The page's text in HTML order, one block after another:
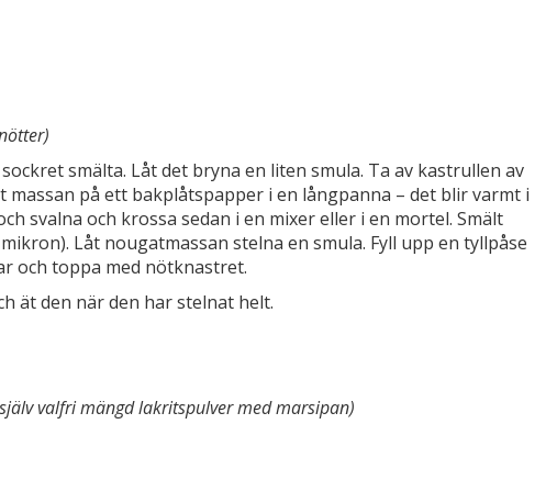
smälta. Låt det bryna en liten smula. Ta av kastrullen av
på ett bakplåtspapper i en långpanna – det blir varmt i
svalna och krossa sedan i en mixer eller i en mortel. Smält
Låt nougatmassan stelna en smula. Fyll upp en tyllpåse
och toppa med nötknastret.
ät den när den har stelnat helt.
valfri mängd lakritspulver med marsipan)